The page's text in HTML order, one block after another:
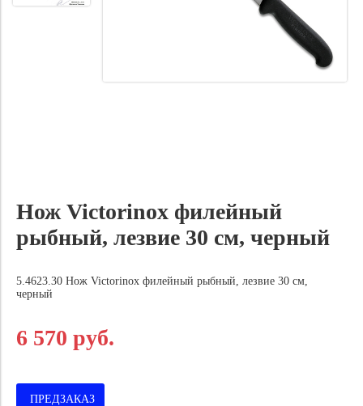
Нож Victorinox филейный
рыбный, лезвие 30 см, черный
5.4623.30 Нож Victorinox филейный рыбный, лезвие 30 см,
черный
6 570 руб.
ПРЕДЗАКАЗ